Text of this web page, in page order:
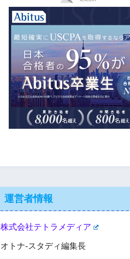
運営者情報
株式会社テトラメディア
オトナ-スタディ編集長